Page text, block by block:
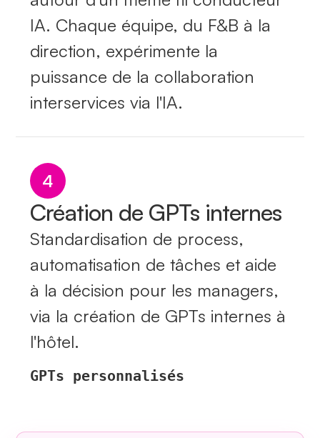
IA. Chaque équipe, du F&B à la
direction, expérimente la
puissance de la collaboration
interservices via l'IA.
4
Création de GPTs internes
Standardisation de process,
automatisation de tâches et aide
à la décision pour les managers,
via la création de GPTs internes à
l'hôtel.
GPTs personnalisés